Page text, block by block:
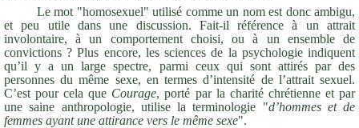
Le mot "homosexuel" utilisé comme un nom est donc ambigu,
et peu utile dans une discussion. Fait-il référence à un attrait
involontaire, à un comportement choisi, ou à un ensemble de
convictions ? Plus encore, les sciences de la psychologie indiquent
qu’il y a un large spectre, parmi ceux qui sont attirés par des
personnes du même sexe, en termes d’intensité de l’attrait sexuel.
C’est pour cela que Courage, porté par la charité chrétienne et par
une saine anthropologie, utilise la terminologie "d’hommes et de
femmes ayant une attirance vers le même sexe".